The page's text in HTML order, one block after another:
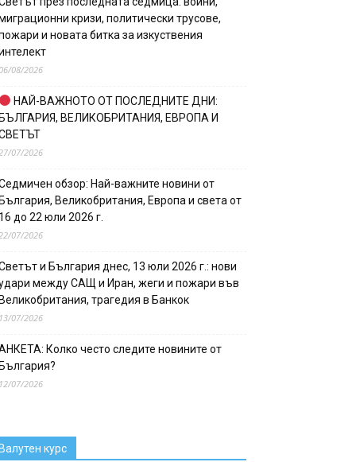
кризи, политически трусове,
и новата битка за изкуствения
08/2026
НАЙ-ВАЖНОТО ОТ ПОСЛЕДНИТЕ ДНИ:
ВЕЛИКОБРИТАНИЯ, ЕВРОПА И
07/2026
обзор: Най-важните новини от
Великобритания, Европа и света от
до 22 юли 2026 г.
07/2026
и България днес, 13 юли 2026 г.: нови
между САЩ и Иран, жеги и пожари във
трагедия в Банкок
07/2026
Колко често следите новините от
07/2026
курс